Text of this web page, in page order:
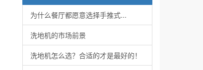
为什么餐厅都愿意选择手推式...
洗地机的市场前景
洗地机怎么选？合适的才是最好的！